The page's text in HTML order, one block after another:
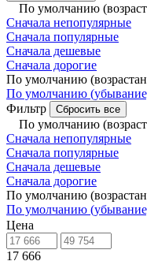
По умолчанию
Сначала непопулярные
Сначала популярные
Сначала дешевые
Сначала дорогие
По умолчанию
По умолчанию
Фильтр
Сбросить все
По умолчанию
Сначала непопулярные
Сначала популярные
Сначала дешевые
Сначала дорогие
По умолчанию
По умолчанию
Цена
17 666